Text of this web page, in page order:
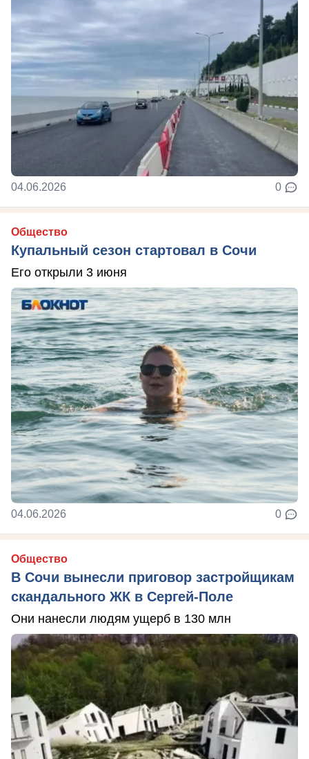
04.06.2026 0
Общество
Купальный сезон стартовал в Сочи
Его открыли 3 июня
04.06.2026 0
Общество
В Сочи вынесли приговор застройщикам
скандального ЖК в Сергей-Поле
Они нанесли людям ущерб в 130 млн